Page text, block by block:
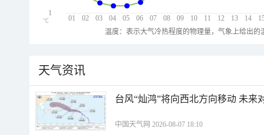
01 02 03 04 05 06 07 08 09 10 11 12 13 14
1
℃
温度：表示大气冷热程度的物理量，气象上给出
天气资讯
台风“灿鸿”将向西北方向移动 未来
中国天气网 2026-08-07 18:10